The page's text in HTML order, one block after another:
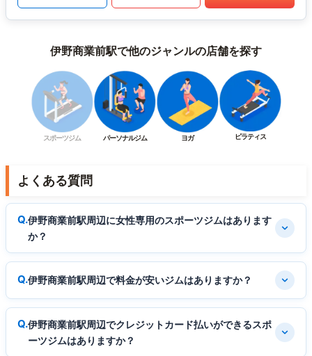
伊野商業前駅で他のジャンルの店舗を探す
スポーツジム パーソナルジム ヨガ ピラティス
よくある質問
伊野商業前駅周辺に女性専用のスポーツジムはあります
か？
伊野商業前駅周辺で料金が安いジムはありますか？
伊野商業前駅周辺でクレジットカード払いができるスポ
ーツジムはありますか？